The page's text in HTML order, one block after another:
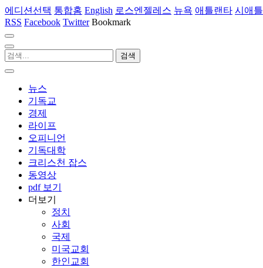
에디션선택 통합홈 English 로스엔젤레스 뉴욕 애틀랜타 시애틀
RSS Facebook Twitter Bookmark
뉴스
기독교
경제
라이프
오피니언
기독대학
크리스천 잡스
동영상
pdf 보기
더보기
정치
사회
국제
미국교회
한인교회